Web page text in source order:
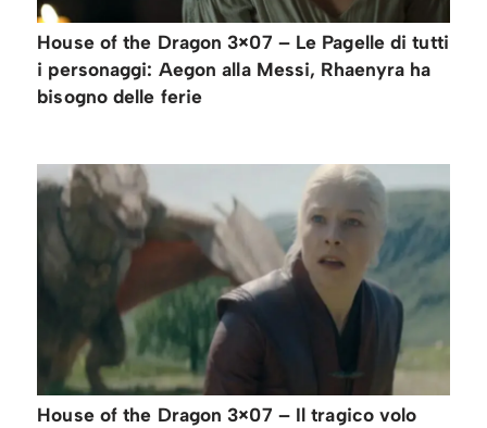
House of the Dragon 3×07 – Le Pagelle di tutti
i personaggi: Aegon alla Messi, Rhaenyra ha
bisogno delle ferie
House of the Dragon 3×07 – Il tragico volo